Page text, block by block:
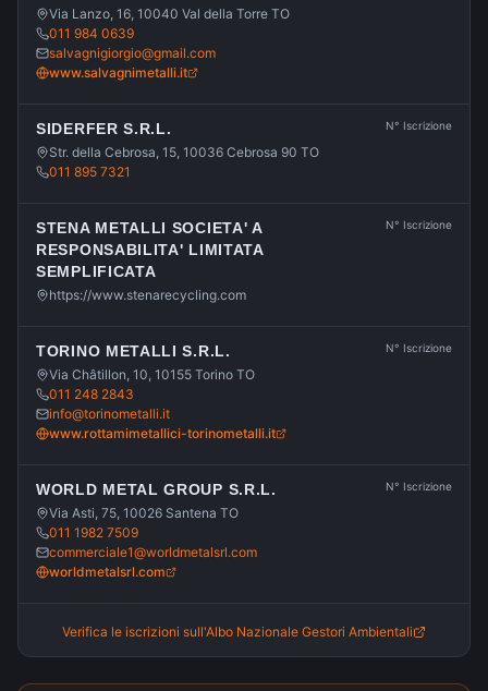
Via Lanzo, 16, 10040 Val della Torre TO
011 984 0639
salvagnigiorgio@gmail.com
www.salvagnimetalli.it
SIDERFER S.R.L.
Str. della Cebrosa, 15, 10036 Cebrosa 90 TO
011 895 7321
N° Iscrizione
STENA METALLI SOCIETA' A
RESPONSABILITA' LIMITATA
SEMPLIFICATA
https://www.stenarecycling.com
N° Iscrizione
TORINO METALLI S.R.L.
Via Châtillon, 10, 10155 Torino TO
011 248 2843
info@torinometalli.it
www.rottamimetallici-torinometalli.it
N° Iscrizione
WORLD METAL GROUP S.R.L.
Via Asti, 75, 10026 Santena TO
011 1982 7509
commerciale1@worldmetalsrl.com
worldmetalsrl.com
N° Iscrizione
Verifica le iscrizioni sull'Albo Nazionale Gestori Ambientali